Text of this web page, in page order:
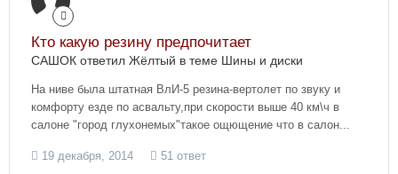
Кто какую резину предпочитает
САШОК ответил Жёлтый в теме Шины и диски
На ниве была штатная ВлИ-5 резина-вертолет по звуку и
комфорту езде по асвальту,при скорости выше 40 км\ч в
салоне "город глухонемых"такое ощющение что в салон...
19 декабря, 2014 51 ответ